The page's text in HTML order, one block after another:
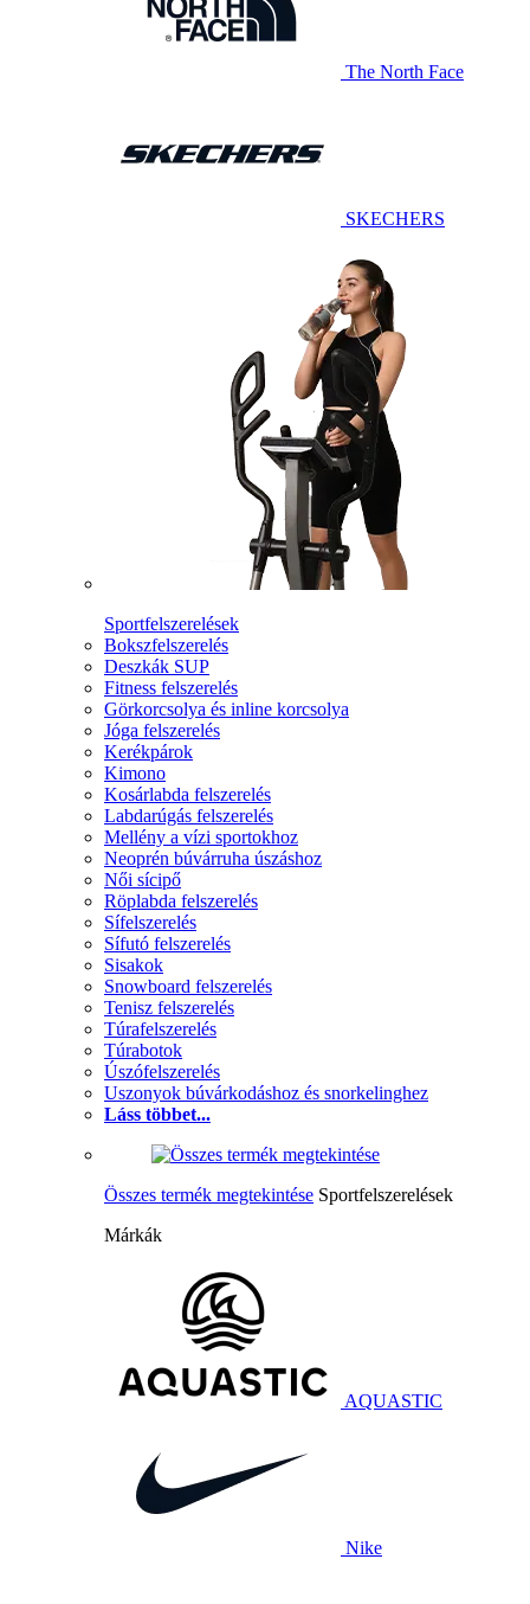
The North Face
SKECHERS
Sportfelszerelések
Bokszfelszerelés
Deszkák SUP
Fitness felszerelés
Görkorcsolya és inline korcsolya
Jóga felszerelés
Kerékpárok
Kimono
Kosárlabda felszerelés
Labdarúgás felszerelés
Mellény a vízi sportokhoz
Neoprén búvárruha úszáshoz
Női sícipő
Röplabda felszerelés
Sífelszerelés
Sífutó felszerelés
Sisakok
Snowboard felszerelés
Tenisz felszerelés
Túrafelszerelés
Túrabotok
Úszófelszerelés
Uszonyok búvárkodáshoz és snorkelinghez
Láss többet...
Összes termék megtekintése Sportfelszerelések
Márkák
AQUASTIC
Nike